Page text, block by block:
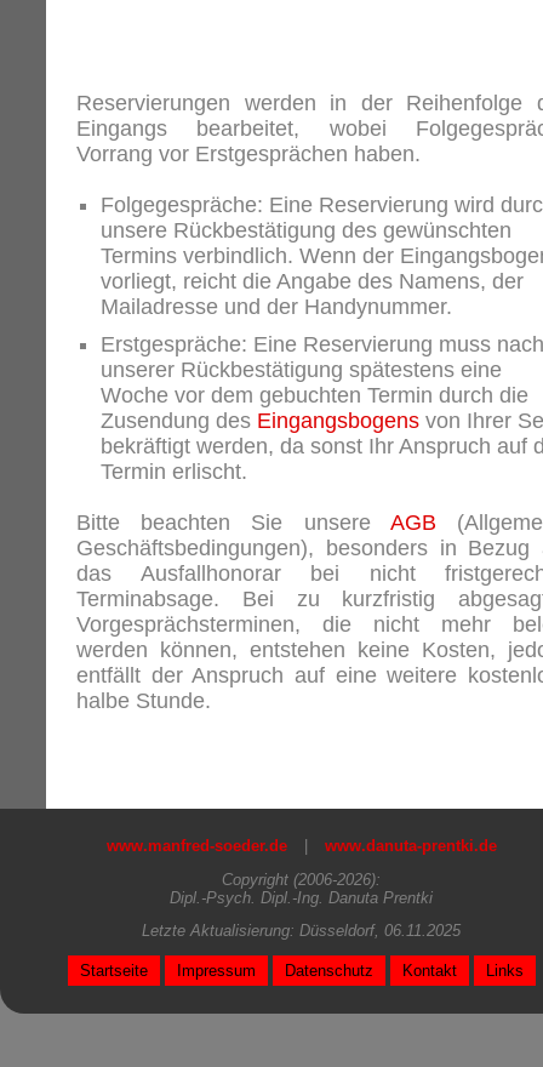
Reservierungen werden in der Reihenfolge
Eingangs bearbeitet, wobei
Vorrang vor Erstgesprächen haben.
Folgegespräche: Eine Reservierung wird
unsere Rückbestätigung des gewünschten
Termins verbindlich. Wenn der
vorliegt, reicht die Angabe des Namens, der
Mailadresse und der Handynummer.
Erstgespräche: Eine Reservierung muss nach
unserer Rückbestätigung spätestens eine
Woche vor dem gebuchten Termin durch die
Zusendung des Eingangsbogens von Ihrer
bekräftigt werden, da sonst Ihr Anspruch auf
Termin erlischt.
Bitte beachten Sie unsere AGB
Geschäftsbedingungen), besonders in Bezug
das Ausfallhonorar bei nicht
Terminabsage. Bei zu kurzfristig
Vorgesprächsterminen, die nicht mehr
werden können, entstehen keine Kosten,
entfällt der Anspruch auf eine weitere
halbe Stunde.
www.manfred-soeder.de
www.danuta-prentki.de
Copyright (2006-2026):
Dipl.-Psych. Dipl.-Ing. Danuta Prentki
Letzte Aktualisierung: Düsseldorf, 06.11.2025
Startseite Impressum Datenschutz Kontakt Links